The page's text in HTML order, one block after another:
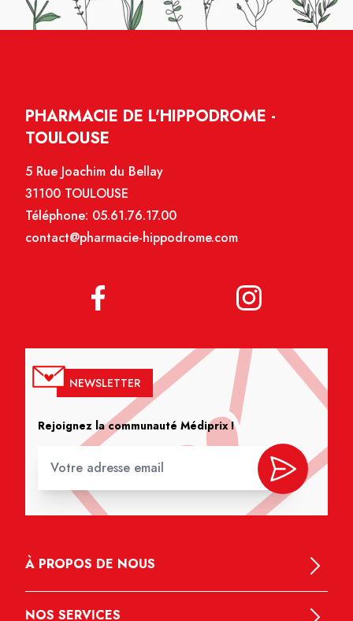
PHARMACIE DE L'HIPPODROME -
TOULOUSE
5 Rue Joachim du Bellay
31100 TOULOUSE
Téléphone: 05.61.76.17.00
contact@pharmacie-hippodrome.com
NEWSLETTER
Rejoignez la communauté Médiprix !
À PROPOS DE NOUS
NOS SERVICES